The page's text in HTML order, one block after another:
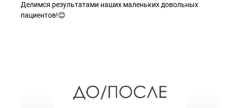
Делимся результатами наших маленьких довольных
пациентов!😊